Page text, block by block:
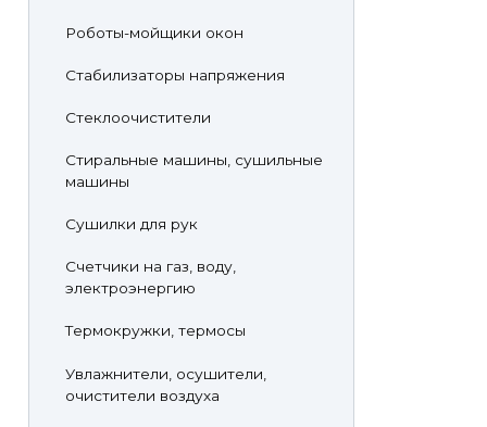
Роботы-мойщики окон
Стабилизаторы напряжения
Стеклоочистители
Стиральные машины, сушильные
машины
Сушилки для рук
Счетчики на газ, воду,
электроэнергию
Термокружки, термосы
Увлажнители, осушители,
очистители воздуха